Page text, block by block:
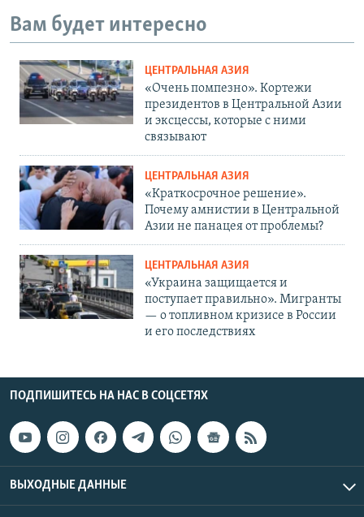
Вам будет интересно
ЦЕНТРАЛЬНАЯ АЗИЯ
«Очень помпезно». Кортежи
президентов в Центральной Азии
и эксцессы, которые с ними
связывают
ЦЕНТРАЛЬНАЯ АЗИЯ
«Краткосрочное решение».
Почему амнистии в Центральной
Азии не панацея от проблемы?
ЦЕНТРАЛЬНАЯ АЗИЯ
«Украина защищается и
поступает правильно». Мигранты
— о топливном кризисе в России
и его последствиях
ПОДПИШИТЕСЬ НА НАС В СОЦСЕТЯХ
ВЫХОДНЫЕ ДАННЫЕ